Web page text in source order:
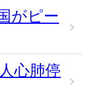
がピー
心肺停